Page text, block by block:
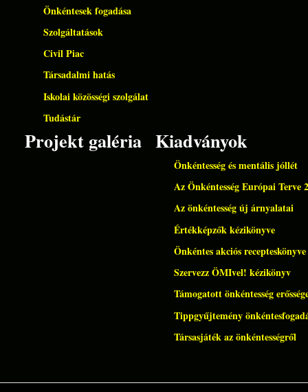
Önkéntesek fogadása
Szolgáltatások
Civil Piac
Társadalmi hatás
Iskolai közösségi szolgálat
Tudástár
Projekt galéria Kiadványok
Önkéntesség és mentális jóllét
Az Önkéntesség Európai Terve
Az önkéntesség új árnyalatai
Értékképzők kézikönyve
Önkéntes akciós recepteskönyve
Szervezz ÖMIvel! kézikönyv
Támogatott önkéntesség
Tippgyűjtemény
Társasjáték az önkéntességről